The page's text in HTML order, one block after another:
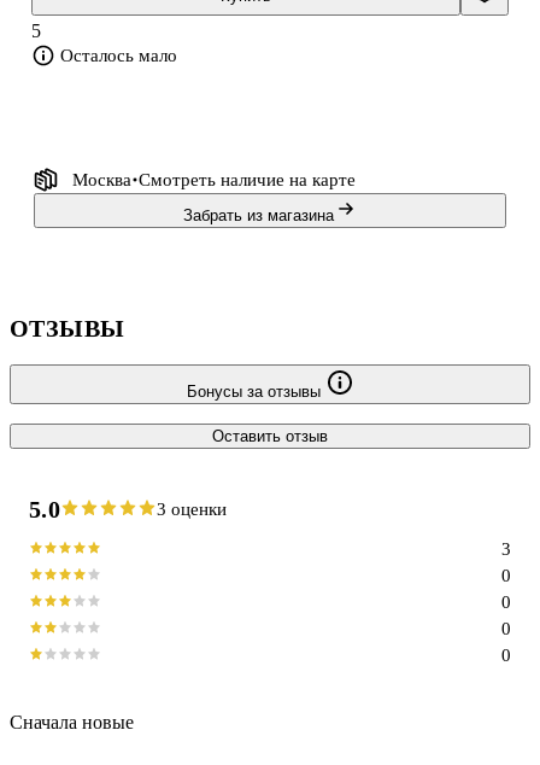
О чём книга
В центре — реальные истории людей из разных уголков России,
5
Осталось мало
Москва Смотреть наличие на карте
Забрать из магазина
ОТЗЫВЫ
Бонусы за отзывы
Оставить отзыв
5.0 3 оценки
0
0
0
0
3
Сначала новые